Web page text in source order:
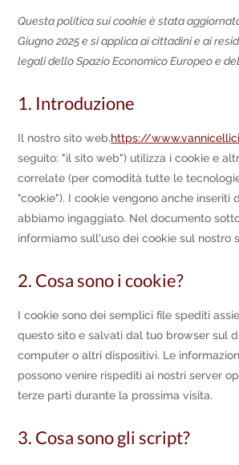
Questa politica sui cookie è stata
Giugno 2025 e si applica ai cittadini e ai
legali dello Spazio Economico Europeo e
1. Introduzione
Il nostro sito web,https://
seguito: "il sito web") utilizza i cookie e
correlate (per comodità tutte le
"cookie"). I cookie vengono anche inseriti
abbiamo ingaggiato. Nel documento
informiamo sull'uso dei cookie sul nostro
2. Cosa sono i cookie?
I cookie sono dei semplici file spediti
questo sito e salvati dal tuo browser sul
computer o altri dispositivi. Le
possono venire rispediti ai nostri server
terze parti durante la prossima visita.
3. Cosa sono gli script?